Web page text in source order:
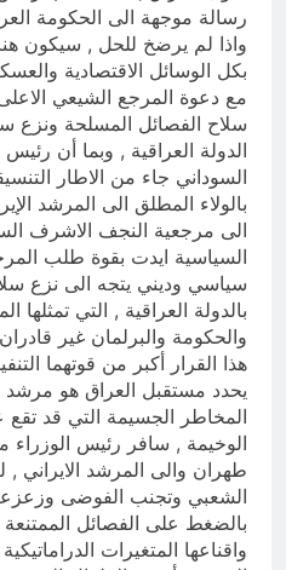
رسالة موجهة الى الحكومة
واذا لم يرضخ للحل , سيكون
بكل الوسائل الاقتصادية
مع دعوة المرجع الشيعي
سلاح الفصائل المسلحة ونزع
الدولة العراقية , وبما أن
السوداني جاء من الاطار
بالولاء المطلق الى المرشد
الى مرجعية النجف الاشرف
السياسية ايدت بقوة طلب
سياسي وديني يتجه الى نزع
بالدولة العراقية , التي
والحكومة والبرلمان غير
هذا القرار أكبر من قوتهما
يحدد مستقبل العراق هو مرشد
المخاطر الجسيمة التي قد تقع
الوخيمة , سافر رئيس الوزراء
طهران والى المرشد
الشعبي وتجنب الفوضى
بالضغط على الفصائل
واقناعها المتغيرات